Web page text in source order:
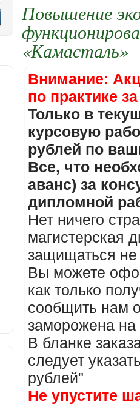
Повышение
«Камасталь»
Внимание:
по практике
Только в
курсовую
рублей по
Все, что
аванс) за
дипломной
Нет ничего
магистерская
защищаться не
Вы можете
как только
сообщить нам
заморожена
В бланке
следует
рублей"
Не упустите